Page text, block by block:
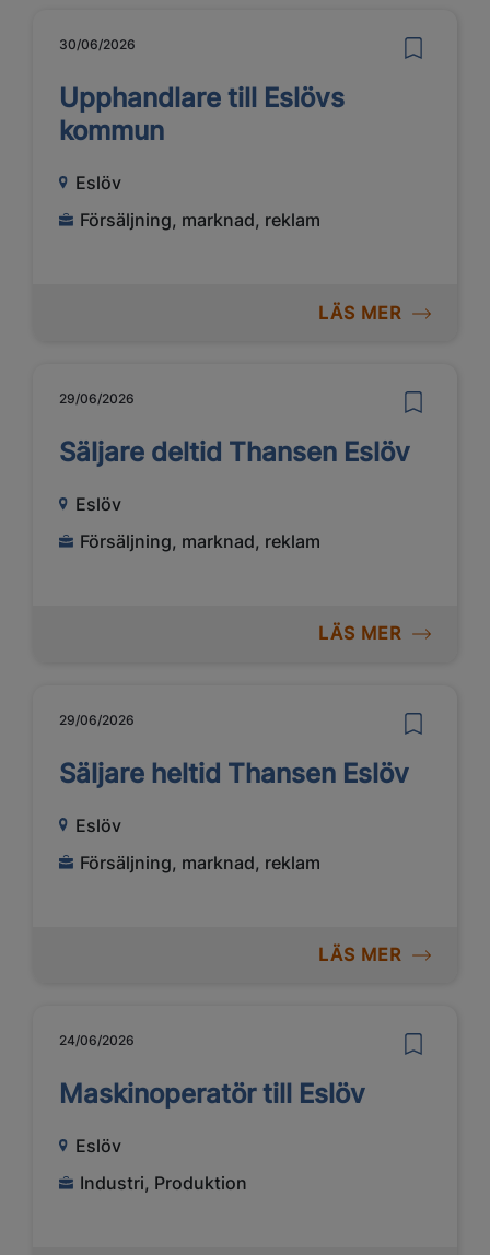
30/06/2026
Upphandlare till Eslövs
kommun
Eslöv
Försäljning, marknad, reklam
LÄS MER
29/06/2026
Säljare deltid Thansen Eslöv
Eslöv
Försäljning, marknad, reklam
LÄS MER
29/06/2026
Säljare heltid Thansen Eslöv
Eslöv
Försäljning, marknad, reklam
LÄS MER
24/06/2026
Maskinoperatör till Eslöv
Eslöv
Industri, Produktion